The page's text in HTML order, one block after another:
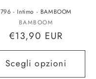
796 - Intimo - BAMBOOM
Fornitore:
BAMBOOM
Prezzo
di
listino
€13,90 EUR
Scegli opzioni